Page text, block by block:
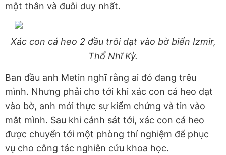
một thân và đuôi duy nhất.
Xác con cá heo 2 đầu trôi dạt vào bờ biển Izmir,
Thổ Nhĩ Kỳ.
Ban đầu anh Metin nghĩ rằng ai đó đang trêu
mình. Nhưng phải cho tới khi xác con cá heo dạt
vào bờ, anh mới thực sự kiểm chứng và tin vào
mắt mình. Sau khi cảnh sát tới, xác con cá heo
được chuyển tới một phòng thí nghiệm để phục
vụ cho công tác nghiên cứu khoa học.